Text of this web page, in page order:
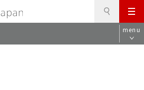
メ
ニ
ュ
menu